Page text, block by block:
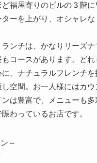
福屋寄りのビルの３階
ーを上がり、オシャレ
ンチは、かなりリーズ
コースがあります。ど
、ナチュラルフレンチを
空間。お一人様にはカウ
は豊富で、メニューも多
わっているお店です。
～